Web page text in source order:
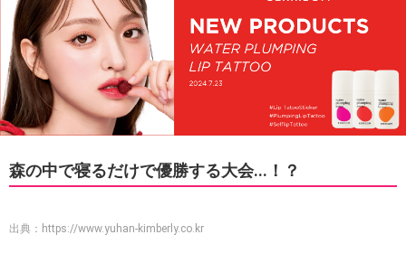
森の中で寝るだけで優勝する大会...！？
出典： https://www.yuhan-kimberly.co.kr